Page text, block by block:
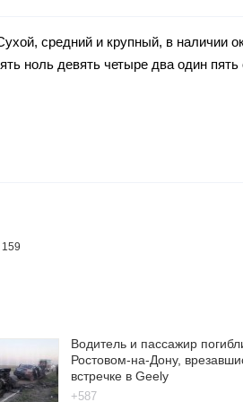
средний и крупный, в наличии
ноль девять четыре два один пять
Водитель и пассажир
Ростовом-на-Дону,
встречке в Geely
+587